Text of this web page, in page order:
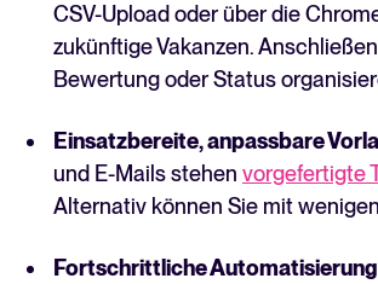
CSV-Upload oder über die
zukünftige Vakanzen.
Bewertung oder Status
Einsatzbereite, anpassbare
und E-Mails stehen vorgefertigte
Alternativ können Sie mit
Fortschrittliche